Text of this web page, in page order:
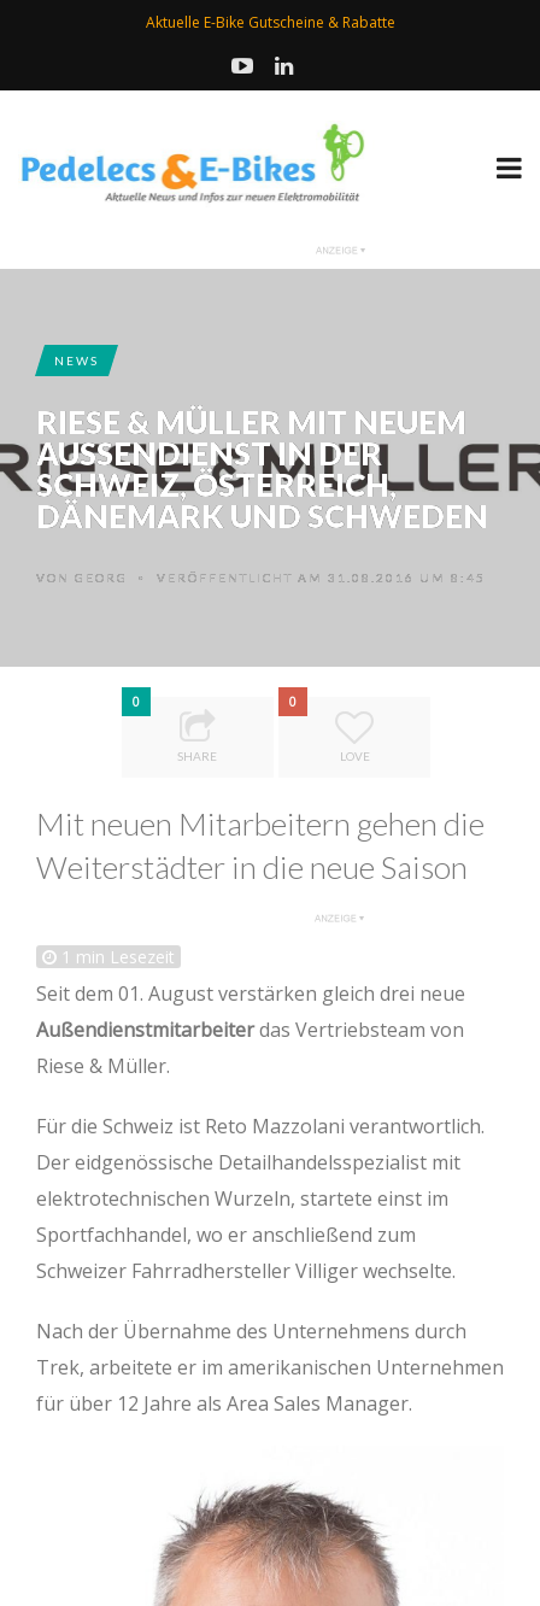
Aktuelle E-Bike Gutscheine & Rabatte
NEWS
RIESE & MÜLLER MIT NEUEM
AUSSENDIENST IN DER S
CHWEIZ, ÖSTERREICH, D
ÄNEMARK UND SCHWEDEN
VON GEORG • VERÖFFENTLICHT AM 31.08.2016 UM 8:45
0
SHARE
0
LOVE
Mit neuen Mitarbeitern gehen die
Weiterstädter in die neue Saison
1 min Lesezeit
Seit dem 01. August verstärken gleich drei neue
Außendienstmitarbeiterdas Vertriebsteam von
Riese & Müller.
Für die Schweiz ist Reto Mazzolani verantwortlich.
Der eidgenössische Detailhandelsspezialist mit
elektrotechnischen Wurzeln, startete einst im
Sportfachhandel, wo er anschließend zum
Schweizer Fahrradhersteller Villiger wechselte.
Nach der Übernahme des Unternehmens durch
Trek, arbeitete er im amerikanischen Unternehmen
für über 12 Jahre als Area Sales Manager.